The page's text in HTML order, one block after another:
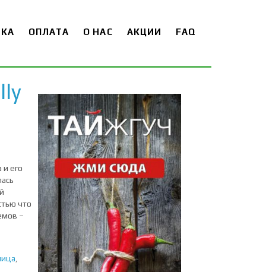
ОПЛАТА О НАС АКЦИИ FAQ
и его
что
–